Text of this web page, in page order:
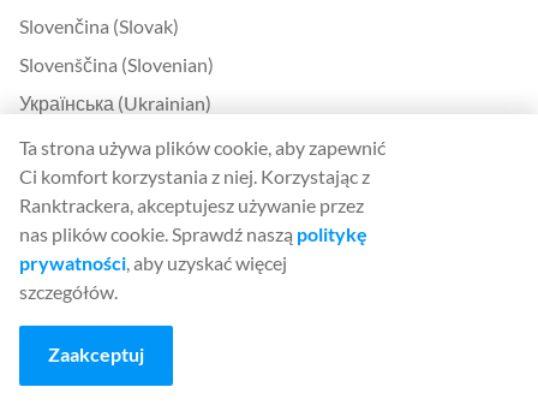
Slovenčina (Slovak)
Slovenščina (Slovenian)
Українська (Ukrainian)
한국어 (Korean)
Bokmål (Norwegian)
Kontakt
Kontakt
O nas
United Kingdom Office
Ta strona używa plików cookie, aby zapewnić
Ci komfort korzystania z niej. Korzystając z
Ranktrackera, akceptujesz używanie przez
nas plików cookie. Sprawdź naszą politykę
prywatności, aby uzyskać więcej
szczegółów.
Zaakceptuj